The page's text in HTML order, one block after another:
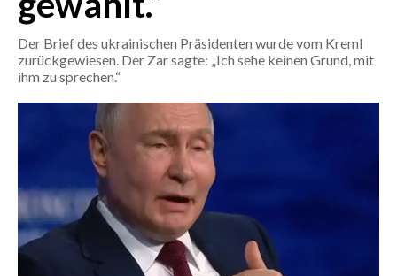
ECONOMIA
SERVIZI ALLE IMPRESE
SPORT
RISULTATI E CLASSIFICHE
Der Brief des ukrainischen Präsidenten wurde vom Kreml
zurückgewiesen. Der Zar sagte: „Ich sehe keinen Grund, mit
ihm zu sprechen.“